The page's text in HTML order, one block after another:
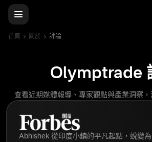
首頁 關於 評論
Olymptrade
查看近期媒體報導、專家觀點與產業洞察
Abhishek 從印度小鎮的平凡起點，蛻變